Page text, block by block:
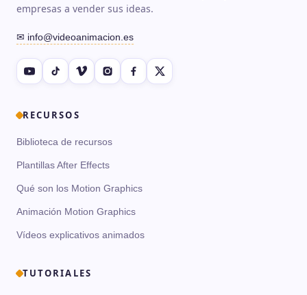
empresas a vender sus ideas.
✉ info@videoanimacion.es
RECURSOS
Biblioteca de recursos
Plantillas After Effects
Qué son los Motion Graphics
Animación Motion Graphics
Vídeos explicativos animados
TUTORIALES